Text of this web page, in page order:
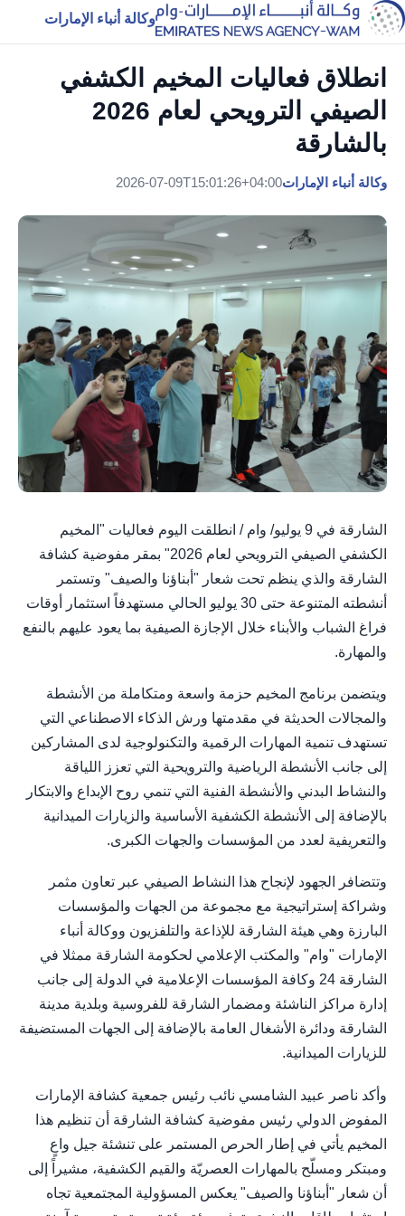
وكالة أنباء الإمارات
انطلاق فعاليات المخيم الكشفي
الصيفي الترويحي لعام 2026
بالشارقة
وكالة أنباء الإمارات2026-07-09T15:01:26+04:00
الشارقة في 9 يوليو/ وام / انطلقت اليوم فعاليات "المخيم
الكشفي الصيفي الترويحي لعام 2026" بمقر مفوضية كشافة
الشارقة والذي ينظم تحت شعار "أبناؤنا والصيف" وتستمر
أنشطته المتنوعة حتى 30 يوليو الحالي مستهدفاً استثمار أوقات
فراغ الشباب والأبناء خلال الإجازة الصيفية بما يعود عليهم بالنفع
والمهارة.
ويتضمن برنامج المخيم حزمة واسعة ومتكاملة من الأنشطة
والمجالات الحديثة في مقدمتها ورش الذكاء الاصطناعي التي
تستهدف تنمية المهارات الرقمية والتكنولوجية لدى المشاركين
إلى جانب الأنشطة الرياضية والترويحية التي تعزز اللياقة
والنشاط البدني والأنشطة الفنية التي تنمي روح الإبداع والابتكار
بالإضافة إلى الأنشطة الكشفية الأساسية والزيارات الميدانية
والتعريفية لعدد من المؤسسات والجهات الكبرى.
وتتضافر الجهود لإنجاح هذا النشاط الصيفي عبر تعاون مثمر
وشراكة إستراتيجية مع مجموعة من الجهات والمؤسسات
البارزة وهي هيئة الشارقة للإذاعة والتلفزيون ووكالة أنباء
الإمارات "وام" والمكتب الإعلامي لحكومة الشارقة ممثلا في
الشارقة 24 وكافة المؤسسات الإعلامية في الدولة إلى جانب
إدارة مراكز الناشئة ومضمار الشارقة للفروسية وبلدية مدينة
الشارقة ودائرة الأشغال العامة بالإضافة إلى الجهات المستضيفة
للزيارات الميدانية.
وأكد ناصر عبيد الشامسي نائب رئيس جمعية كشافة الإمارات
المفوض الدولي رئيس مفوضية كشافة الشارقة أن تنظيم هذا
المخيم يأتي في إطار الحرص المستمر على تنشئة جيل واعٍ
ومبتكر ومسلّح بالمهارات العصريّة والقيم الكشفية، مشيراً إلى
أن شعار "أبناؤنا والصيف" يعكس المسؤولية المجتمعية تجاه